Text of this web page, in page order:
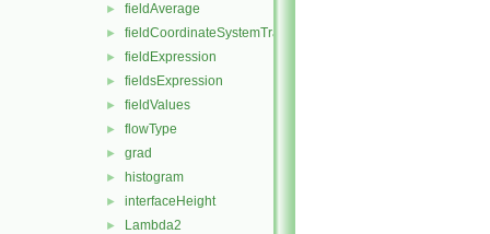
► fieldAverage
► fieldCoordinateSystemTransform
► fieldExpression
► fieldsExpression
► fieldValues
► flowType
► grad
► histogram
► interfaceHeight
► Lambda2